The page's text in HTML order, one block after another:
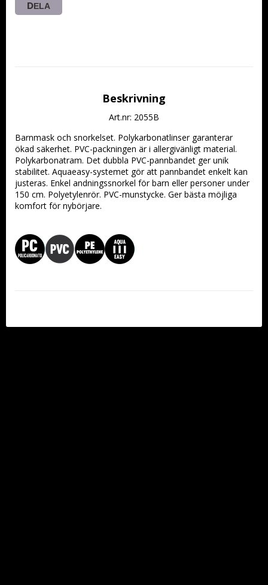
DELA
Beskrivning
Art.nr: 2055B
Barnmask och snorkelset. Polykarbonatlinser garanterar
ökad säkerhet. PVC-packningen är i allergivänligt material.
Polykarbonatram. Det dubbla PVC-pannbandet ger unik
stabilitet. Aquaeasy-systemet gör att pannbandet enkelt kan
justeras. Enkel andningssnorkel för barn eller personer under
150 cm. Polyetylenrör. PVC-munstycke. Ger bästa möjliga
komfort för nybörjare.